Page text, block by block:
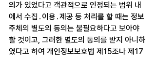
의가 있었다고 객관적으로 인정되는 범위 내
에서 수집․이용․제공 등 처리를 할 때는 정보
주체의 별도의 동의는 불필요하다고 보아야
할 것이고, 그러한 별도의 동의를 받지 아니하
였다고 하여 개인정보보호법 제15조나 제17